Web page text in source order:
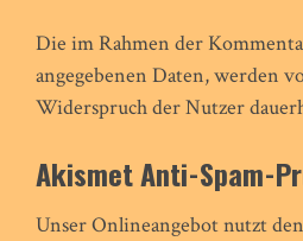
Die im Rahmen der
angegebenen Daten, werden
Widerspruch der Nutzer
Akismet Anti-Spam-
Unser Onlineangebot nutzt